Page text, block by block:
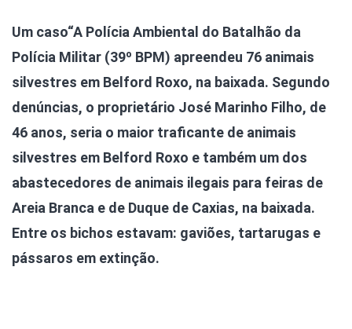
Um caso“A Polícia Ambiental do Batalhão da
Polícia Militar (39º BPM) apreendeu 76 animais
silvestres em Belford Roxo, na baixada. Segundo
denúncias, o proprietário José Marinho Filho, de
46 anos, seria o maior traficante de animais
silvestres em Belford Roxo e também um dos
abastecedores de animais ilegais para feiras de
Areia Branca e de Duque de Caxias, na baixada.
Entre os bichos estavam: gaviões, tartarugas e
pássaros em extinção.